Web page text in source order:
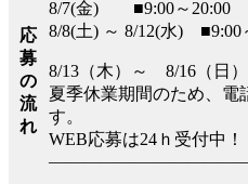
応
募
の
流
れ
8/7(金) ■9:00～20:00
8/8(土) ～ 8/12(水) ■9:00
8/13（木）～ 8/16（日）
夏季休業期間のため、電
す。
WEB応募は24ｈ受付中！